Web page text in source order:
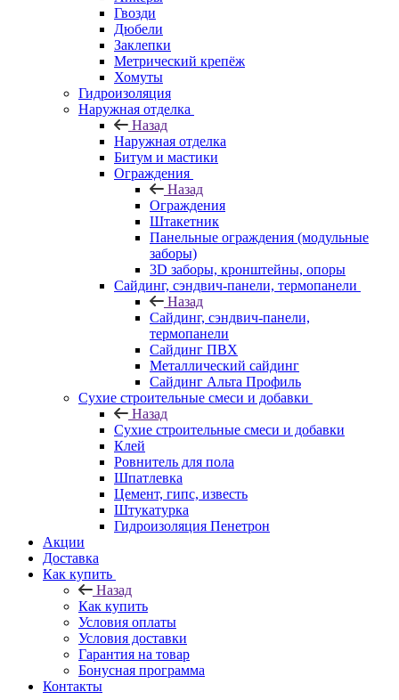
Гвозди
Дюбели
Заклепки
Метрический крепёж
Хомуты
Гидроизоляция
Наружная отделка
Назад
Наружная отделка
Битум и мастики
Ограждения
Назад
Ограждения
Штакетник
Панельные ограждения (модульные
заборы)
3D заборы, кронштейны, опоры
Cайдинг, сэндвич-панели, термопанели
Назад
Cайдинг, сэндвич-панели,
термопанели
Сайдинг ПВХ
Металлический сайдинг
Сайдинг Альта Профиль
Сухие строительные смеси и добавки
Назад
Сухие строительные смеси и добавки
Клей
Ровнитель для пола
Шпатлевка
Цемент, гипс, известь
Штукатурка
Гидроизоляция Пенетрон
Акции
Доставка
Как купить
Назад
Как купить
Условия оплаты
Условия доставки
Гарантия на товар
Бонусная программа
Контакты